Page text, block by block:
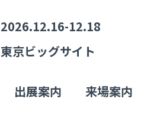
2026.12.16-12.18
東京ビッグサイト
出展案内 来場案内